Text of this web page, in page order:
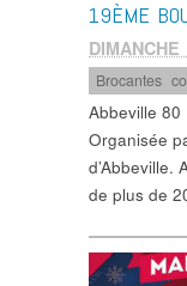
19ÈME
Brocantes ,
Abbeville 80
Organisée
d’Abbeville.
de plus de